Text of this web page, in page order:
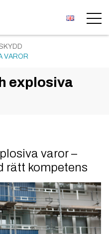
VAROR
explosiva
varor –
rätt kompetens